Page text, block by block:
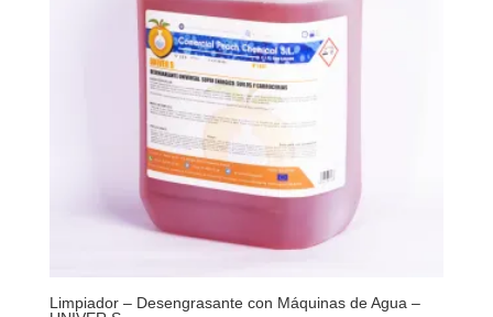
Limpiador – Desengrasante con Máquinas de Agua –